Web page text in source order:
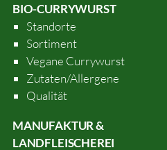
BIO-CURRYWURST
Standorte
Sortiment
Vegane Currywurst
Zutaten/Allergene
Qualität
MANUFAKTUR &
LANDFLEISCHEREI